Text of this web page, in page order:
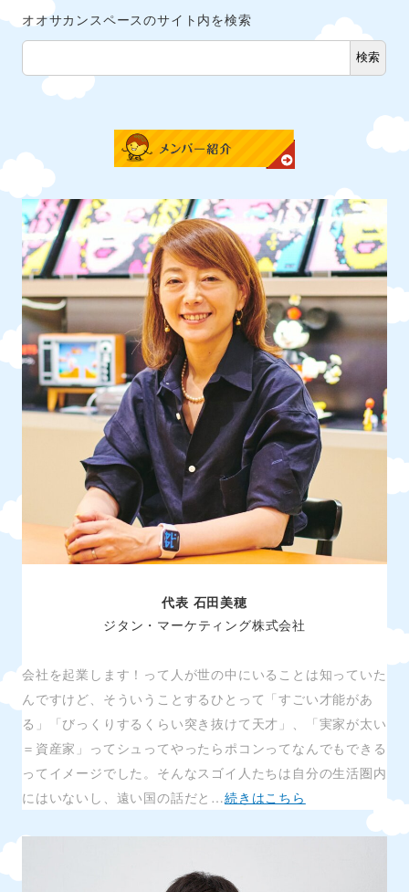
オオサカンスペースのサイト内を検索
検索
代表 石田美穂
ジタン・マーケティング株式会社
会社を起業します！って人が世の中にいることは知っていた
んですけど、そういうことするひとって「すごい才能があ
る」「びっくりするくらい突き抜けて天才」、「実家が太い
＝資産家」ってシュってやったらポコンってなんでもできる
ってイメージでした。そんなスゴイ人たちは自分の生活圏内
にはいないし、遠い国の話だと…続きはこちら